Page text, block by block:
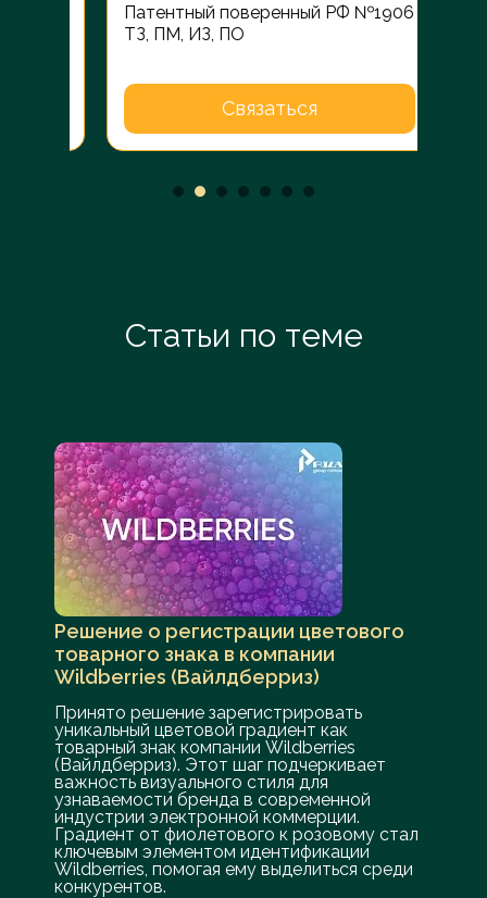
Патентный поверенный РФ №1906
ТЗ, ПМ, ИЗ, ПО
Связаться
Статьи по теме
Решение о регистрации цветового
товарного знака в компании
Wildberries (Вайлдберриз)
Принято решение зарегистрировать
уникальный цветовой градиент как
товарный знак компании Wildberries
(Вайлдберриз). Этот шаг подчеркивает
важность визуального стиля для
узнаваемости бренда в современной
индустрии электронной коммерции.
Градиент от фиолетового к розовому стал
ключевым элементом идентификации
Wildberries, помогая ему выделиться среди
конкурентов.